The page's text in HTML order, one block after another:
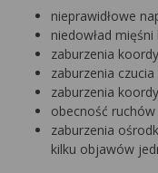
nieprawidłowe
niedowład mięśni
zaburzenia
zaburzenia
zaburzenia
obecność
zaburzenia
kilku objawów